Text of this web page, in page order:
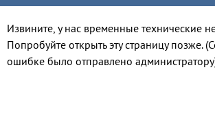
Извините, у нас временные технические
Попробуйте открыть эту страницу позже.
ошибке было отправлено